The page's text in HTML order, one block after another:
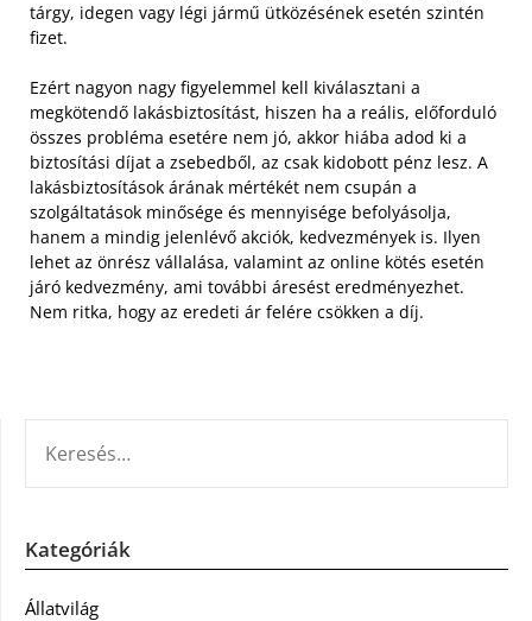
tárgy, idegen vagy légi jármű ütközésének esetén szintén
fizet.
Ezért nagyon nagy figyelemmel kell kiválasztani a
megkötendő lakásbiztosítást, hiszen ha a reális, előforduló
összes probléma esetére nem jó, akkor hiába adod ki a
biztosítási díjat a zsebedből, az csak kidobott pénz lesz. A
lakásbiztosítások árának mértékét nem csupán a
szolgáltatások minősége és mennyisége befolyásolja,
hanem a mindig jelenlévő akciók, kedvezmények is. Ilyen
lehet az önrész vállalása, valamint az online kötés esetén
járó kedvezmény, ami további áresést eredményezhet.
Nem ritka, hogy az eredeti ár felére csökken a díj.
Kategóriák
Állatvilág